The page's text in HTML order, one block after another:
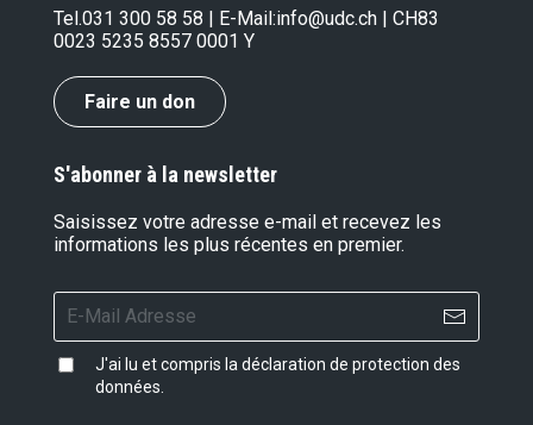
Tel.031 300 58 58 | E-Mail:info@udc.ch | CH83
0023 5235 8557 0001 Y
Faire un don
S'abonner à la newsletter
Saisissez votre adresse e-mail et recevez les
informations les plus récentes en premier.
J'ai lu et compris la déclaration de protection des
données